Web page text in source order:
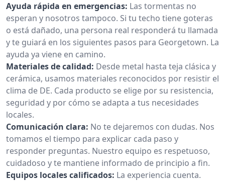
Ayuda rápida en emergencias: Las tormentas no
esperan y nosotros tampoco. Si tu techo tiene goteras
o está dañado, una persona real responderá tu llamada
y te guiará en los siguientes pasos para Georgetown. La
ayuda ya viene en camino.
Materiales de calidad: Desde metal hasta teja clásica y
cerámica, usamos materiales reconocidos por resistir el
clima de DE. Cada producto se elige por su resistencia,
seguridad y por cómo se adapta a tus necesidades
locales.
Comunicación clara: No te dejaremos con dudas. Nos
tomamos el tiempo para explicar cada paso y
responder preguntas. Nuestro equipo es respetuoso,
cuidadoso y te mantiene informado de principio a fin.
Equipos locales calificados: La experiencia cuenta.